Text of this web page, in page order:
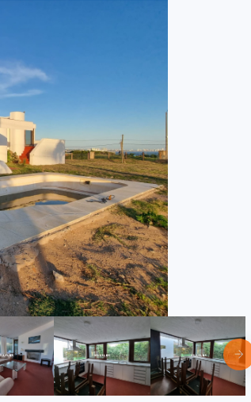
3 Dorms. 2 Baños m 2